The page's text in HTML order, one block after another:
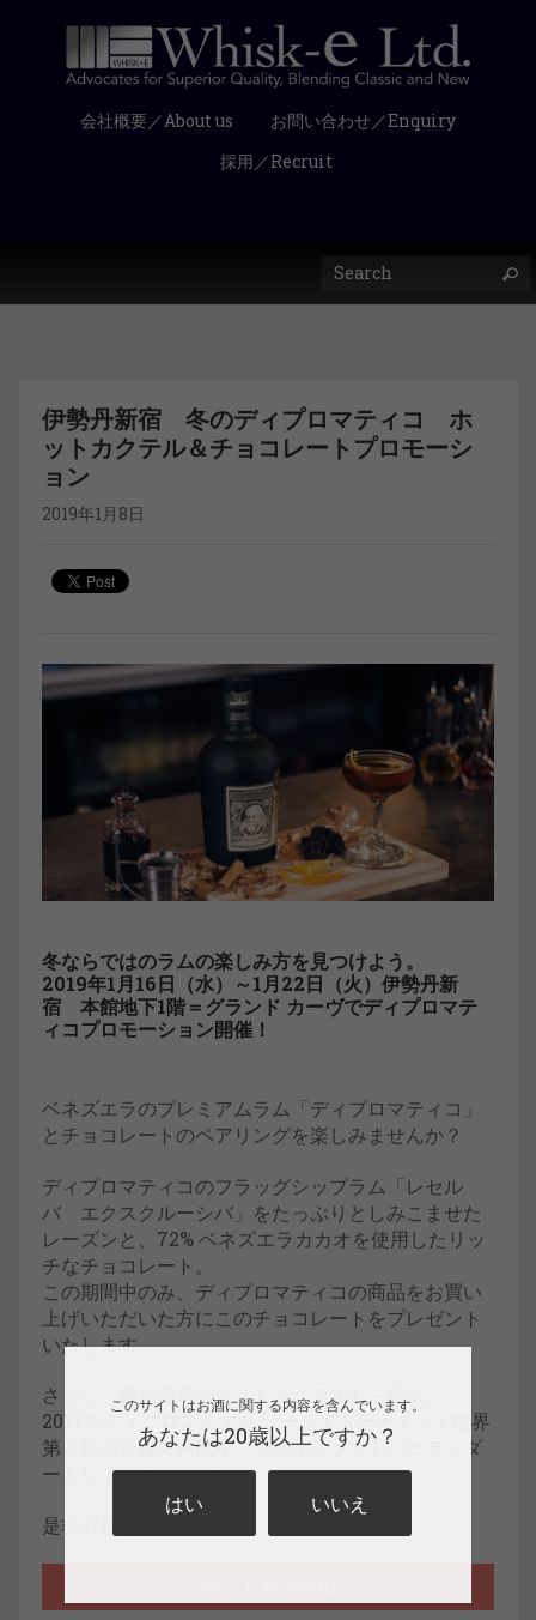
会社概要／About us
お問い合わせ／Enquiry
採用／Recruit
伊勢丹新宿 冬のディプロマティコ ホ
ットカクテル＆チョコレートプロモーシ
ョン
2019年1月8日
冬ならではのラムの楽しみ方を見つけよう。
2019年1月16日（水）～1月22日（火）伊勢丹新
宿 本館地下1階＝グランド カーヴでディプロマテ
ィコプロモーション開催！
ベネズエラのプレミアムラム「ディプロマティコ」
とチョコレートのペアリングを楽しみませんか？
ディプロマティコのフラッグシップラム「レセル
バ エクスクルーシバ」をたっぷりとしみこませた
レーズンと、72% ベネズエラカカオを使用したリッ
チなチョコレート。
この期間中のみ、ディプロマティコの商品をお買い
上げいただいた方にこのチョコレートをプレゼント
いたします。
さらに、週末限定でホットカクテルもご提供。
2017年ディプロマティコ ワールドトーナメント世界
第３位の斎藤久嗣氏が、上海からゲストバーテンダ
ーとして来日します！
是非お越しください！
このサイトはお酒に関する内容を含んでいます。
あなたは20歳以上ですか？
はい いいえ